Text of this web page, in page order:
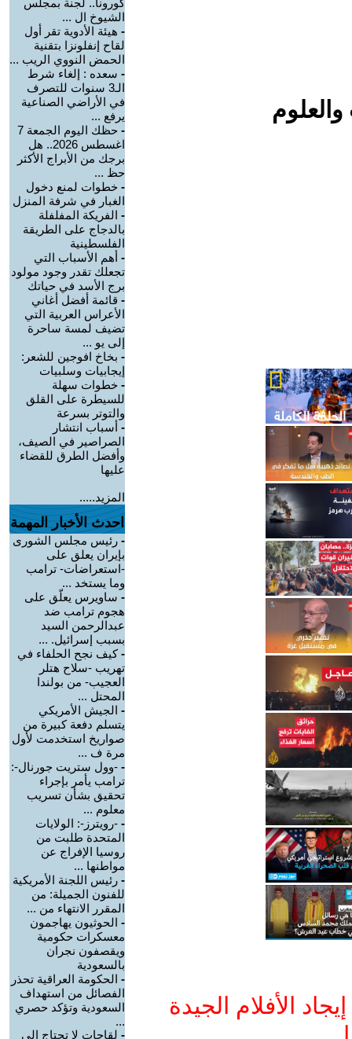
الأفلام الجيدة
كورونا.. لجنة بمجلس
الشيوخ ال ...
- هيئة الأدوية تقر أول
لقاح إنفلونزا بتقنية
الحمض النووي الريب ...
- سعده : إلغاء شرط
الـ3 سنوات للتصرف
في الأراضي الصناعية
يرفع ...
-
حظك اليوم الجمعة 7
اغسطس 2026.. هل
برجك من الأبراج الأكثر
حظ ...
- خطوات لمنع دخول
الغبار في شرفة المنزل
- الفريكة المفلفلة
بالدجاج على الطريقة
الفلسطينية
- أهم الأسباب التي
تجعلك تقدر وجود مولود
برج الأسد في حياتك
- قائمة أفضل أغاني
الأعراس العربية التي
تضيف لمسة ساحرة
إلى يو ...
- بخاخ افوجين للشعر:
إيجابيات وسلبيات
- خطوات سهلة
للسيطرة على القلق
والتوتر بسرعة
- أسباب انتشار
الصراصير في الصيف،
وأفضل الطرق للقضاء
عليها
المزيد.....
احدث الأخبار المهمة
- رئيس مجلس الشورى
بإيران يعلق على
-استعراضات- ترامب
وما يستخد ...
- ساويرس يعلّق على
هجوم ترامب ضد
عبدالرحمن السيد
بسبب إسرائيل. ...
-كيف نجح الحلفاء في
تهريب -سلاح هتلر
العجيب- من بولندا
المحتل ...
- الجيش الأمريكي
يتسلم دفعة كبيرة من
صواريخ استخدمت لأول
مرة ف ...
- -وول ستريت جورنال-:
ترامب يأمر بإجراء
تحقيق بشأن تسريب
معلوم ...
- -رويترز-: الولايات
المتحدة طلبت من
روسيا الإفراج عن
مواطنها ...
- رئيس اللجنة الأمريكية
للفنون الجميلة: من
المقرر الانتهاء من ...
- الحوثيون يهاجمون
معسكرات حكومية
ويقصفون نجران
بالسعودية
- الحكومة العراقية تحذر
الفصائل من استهداف
السعودية وتؤكد حصري
...
- لقاحات لا تحتاج إلى